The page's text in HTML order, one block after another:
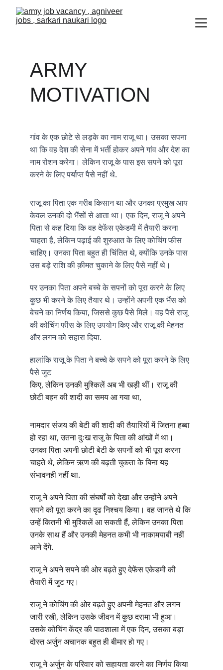
ARMY
MOTIVATION
गांव के एक छोटे से लड़के का नाम राजू था। उसका सपना
था कि वह देश की सेना में भर्ती होकर अपने गांव और देश का
नाम रोशन करेगा। लेकिन राजू के पास इस सपने को पूरा
करने के लिए पर्याप्त पैसे नहीं थे.
राजू का पिता एक गरीब किसान था और उनका प्रमुख आय
केवल उनकी दो भैंसों से आता था। एक दिन, राजू ने अपने
पिता से कह दिया कि वह देफेंस एकेडमी में तैयारी करना
चाहता है, लेकिन पढ़ाई की शुरुआत के लिए कोचिंग फीस
चाहिए। उनका पिता बहुत ही चिंतित थे, क्योंकि उनके पास
उस बड़े राशि की क़ीमत चुकाने के लिए पैसे नहीं थे।
पर उनका पिता अपने बच्चे के सपनों को पूरा करने के लिए
कुछ भी करने के लिए तैयार थे। उन्होंने अपनी एक भैंस को
बेचने का निर्णय किया, जिससे कुछ पैसे मिले। वह पैसे राजू
की कोचिंग फीस के लिए उपयोग किए और राजू की मेहनत
और लगन को सहारा दिया.
हालांकि राजू के पिता ने बच्चे के सपने को पूरा करने के लिए
पैसे जुट
किए, लेकिन उनकी मुश्किलें अब भी खड़ी थीं। राजू की
छोटी बहन की शादी का समय आ गया था,
नामदार संजय की बेटी की शादी की तैयारियों में जितना हब्बा
हो रहा था, उतना दुःख राजू के पिता की आंखों में था।
उनका पिता अपनी छोटी बेटी के सपनों को भी पूरा करना
चाहते थे, लेकिन ऋण की बढ़ती चुकता के बिना यह
संभावनही नहीं था.
राजू ने अपने पिता की संघर्षों को देखा और उन्होंने अपने
सपने को पूरा करने का दृढ निश्चय किया। वह जानते थे कि
उन्हें कितनी भी मुश्किलें आ सकती हैं, लेकिन उनका पिता
उनके साथ हैं और उनकी मेहनत कभी भी नाकामयाबी नहीं
आने देंगे.
राजू ने अपने सपने की ओर बढ़ते हुए देफेंस एकेडमी की
तैयारी में जुट गए।
राजू ने कोचिंग की ओर बढ़ते हुए अपनी मेहनत और लगन
जारी रखी, लेकिन उसके जीवन में कुछ दरामा भी हुआ।
उसके कोचिंग केंद्र की पाठशाला में एक दिन, उसका बड़ा
दोस्त अर्जुन अचानक बहुत ही बीमार हो गए।
राजू ने अर्जुन के परिवार को सहायता करने का निर्णय किया